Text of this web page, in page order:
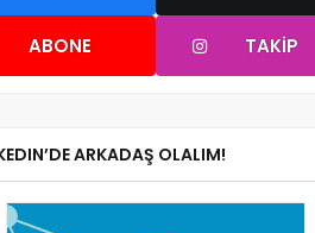
ABONE TAKIP
ARKADAŞ OLALIM!